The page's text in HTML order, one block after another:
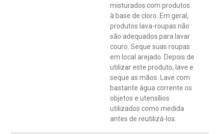
misturados com produtos
à base de cloro. Em geral,
produtos lava-roupas não
são adequados para lavar
couro. Seque suas roupas
em local arejado. Depois de
utilizar este produto, lave e
seque as mãos. Lave com
bastante água corrente os
objetos e utensílios
utilizados como medida
antes de reutilizá-los.